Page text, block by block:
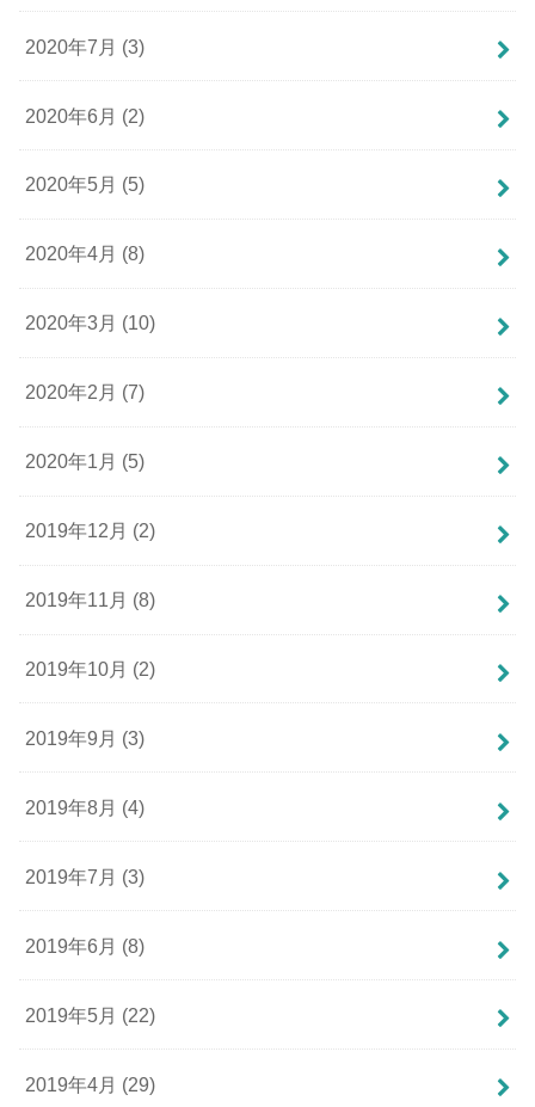
2020年7月 (3)
2020年6月 (2)
2020年5月 (5)
2020年4月 (8)
2020年3月 (10)
2020年2月 (7)
2020年1月 (5)
2019年12月 (2)
2019年11月 (8)
2019年10月 (2)
2019年9月 (3)
2019年8月 (4)
2019年7月 (3)
2019年6月 (8)
2019年5月 (22)
2019年4月 (29)